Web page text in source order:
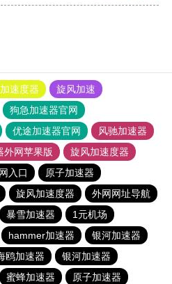
速度器
旋风加速
狗急加速器官网
优途加速器官网
风驰加速器
外网苹果版
旋风加速度器
入口
原子加速器
旋风加速度器
外网网址导航
暴雪加速器
1元机场
hammer加速器
银河加速器
鸥加速器
银河加速器
蜜蜂加速器
原子加速器